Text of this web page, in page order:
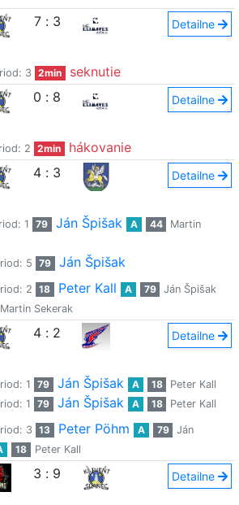
7 : 3 Detailne
3 2min
seknutie
0 : 8 Detailne
2 2min
hákovanie
4 : 3 Detailne
1 79 Ján Špišak A 44
Martin
5 79 Ján Špišak
2 18 Peter Kall A 79
Ján Špišak
Martin Sekerak
4 : 2 Detailne
1 79 Ján Špišak A 18
Peter Kall
1 79 Ján Špišak A 18 Peter Kall
3 13 Peter Pöhm A 79
Ján
18 Peter Kall
3 : 9 Detailne